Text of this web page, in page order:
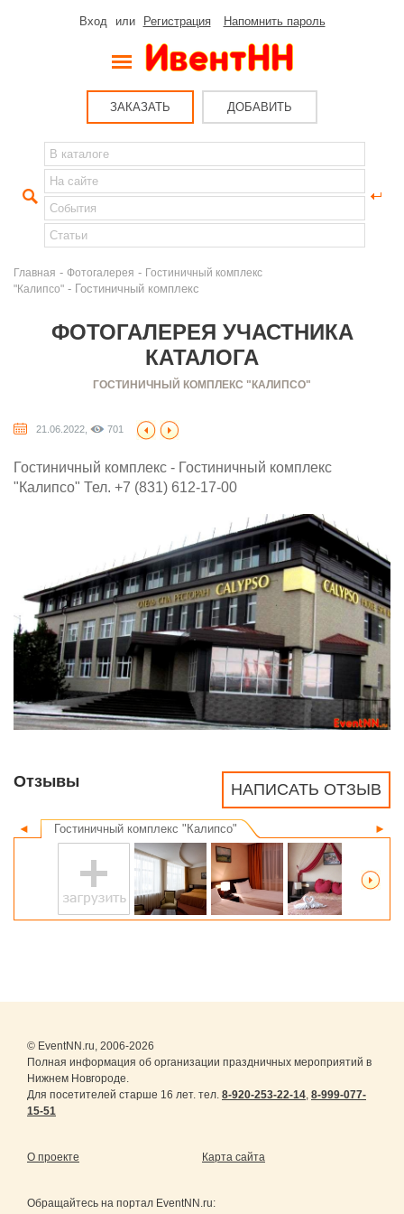
Вход или Регистрация Напомнить пароль
ЗАКАЗАТЬ ДОБАВИТЬ
Главная - Фотогалерея - Гостиничный комплекс
"Калипсо" - Гостиничный комплекс
ФОТОГАЛЕРЕЯ УЧАСТНИКА
КАТАЛОГА
ГОСТИНИЧНЫЙ КОМПЛЕКС "КАЛИПСО"
21.06.2022, 701
Гостиничный комплекс - Гостиничный комплекс
"Калипсо" Тел. +7 (831) 612-17-00
НАПИСАТЬ ОТЗЫВ
Отзывы
◄ ►
Гостиничный комплекс "Калипсо"
© EventNN.ru, 2006-2026
Полная информация об организации праздничных мероприятий в
Нижнем Новгороде.
Для посетителей старше 16 лет. тел. 8-920-253-22-14, 8-999-077-
15-51
О проекте Карта сайта
Обращайтесь на портал EventNN.ru: